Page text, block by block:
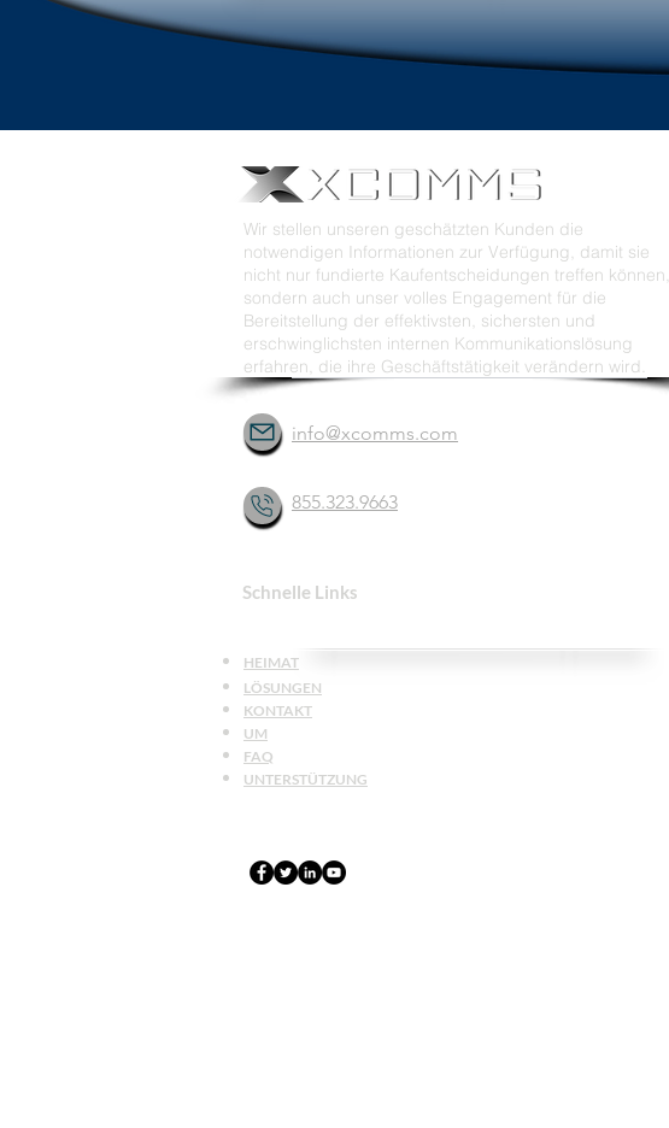
Wir stellen unseren geschätzten Kunden die
notwendigen Informationen zur Verfügung, damit sie
nicht nur fundierte Kaufentscheidungen treffen können,
sondern auch unser volles Engagement für die
Bereitstellung der effektivsten, sichersten und
erschwinglichsten internen Kommunikationslösung
erfahren, die ihre Geschäftstätigkeit verändern wird.
info@xcomms.com
855.323.9663
Schnelle Links
HEIMAT
LÖSUNGEN
KONTAKT
UM
FAQ
UNTERSTÜTZUNG